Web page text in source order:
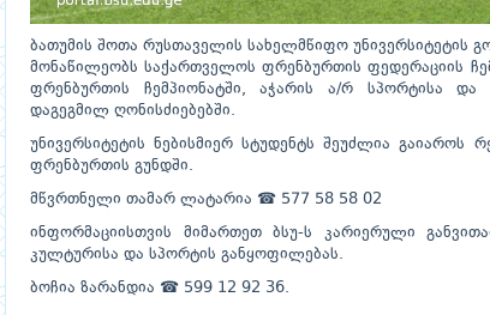
ბათუმის შოთა რუსთაველის სახელმწიფო უნივერსიტეტის
მონაწილეობს საქართველოს ფრენბურთის ფედერაციის
ფრენბურთის ჩემპიონატში, აჭარის ა/რ სპორტისა და
დაგეგმილ ღონისძიებებში.
უნივერსიტეტის ნებისმიერ სტუდენტს შეუძლია გაიაროს
ფრენბურთის გუნდში.
მწვრთნელი თამარ ლატარია ☎ 577 58 58 02
ინფორმაციისთვის მიმართეთ ბსუ-ს კარიერული
კულტურისა და სპორტის განყოფილებას.
ბოჩია ზარანდია ☎ 599 12 92 36.